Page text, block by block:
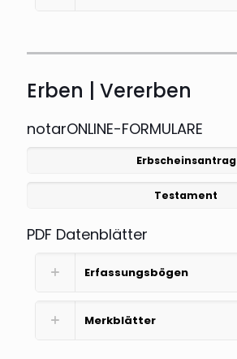
Erben | Vererben
notarONLINE-FORMULARE
Erbscheinsantrag
Testament
PDF Datenblätter
Erfassungsbögen
Merkblätter